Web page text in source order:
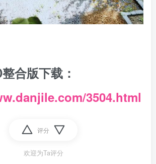
合版下载：
3504.html
评分
欢迎为Ta评分